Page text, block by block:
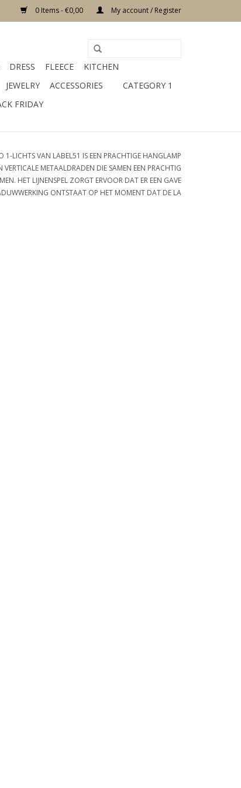
0 Items - €0,00 My account / Register
DRESS FLEECE
KITCHEN
JEWELRY ACCESSORIES
CATEGORY 1
FRIDAY
1-LICHTS VAN LABEL51 IS EEN PRACHTIGE HANGLAMP
METAALDRADEN DIE SAMEN EEN PRACHTIG
HET LIJNENSPEL ZORGT ERVOOR DAT ER EEN GAVE
ONTSTAAT OP HET MOMENT DAT DE LA